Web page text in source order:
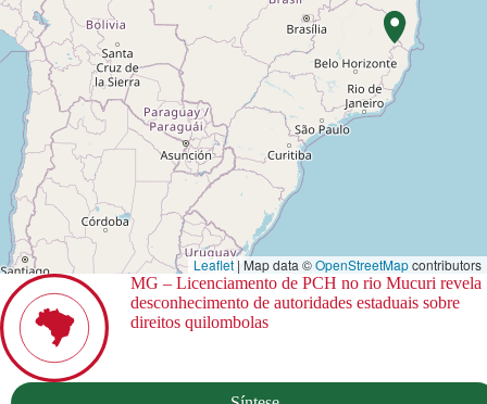
Leaflet | Map data ©OpenStreetMapcontributors
MG – Licenciamento de PCH no rio Mucuri revela
desconhecimento de autoridades estaduais sobre
direitos quilombolas